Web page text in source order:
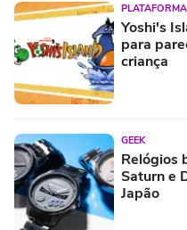
Yoshi's
para
criança
GEEK
Relógios
Saturn e
Japão